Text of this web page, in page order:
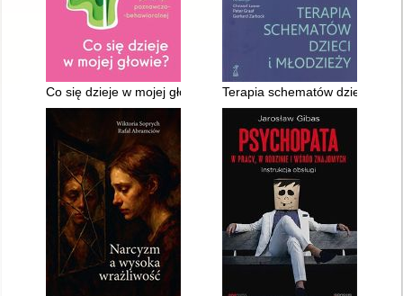
Co się dzieje w mojej głowie? : przewodnik po terapii
Terapia schematów dzieci i